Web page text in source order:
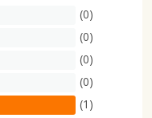
(0)
(0)
(0)
(0)
(1)